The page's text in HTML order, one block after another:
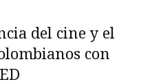
del cine y el
con